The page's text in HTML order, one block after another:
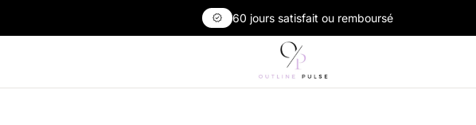
verified 60 jours satisfait ou remboursé